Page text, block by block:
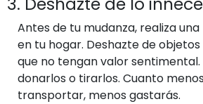
Antes de tu mudanza, realiza
en tu hogar. Deshazte de
que no tengan valor sentimental.
donarlos o tirarlos. Cuanto
transportar, menos gastarás.